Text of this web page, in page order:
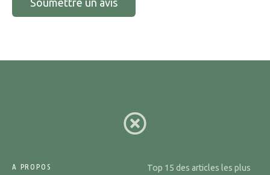
A PROPOS
Top 15 des articles les plus